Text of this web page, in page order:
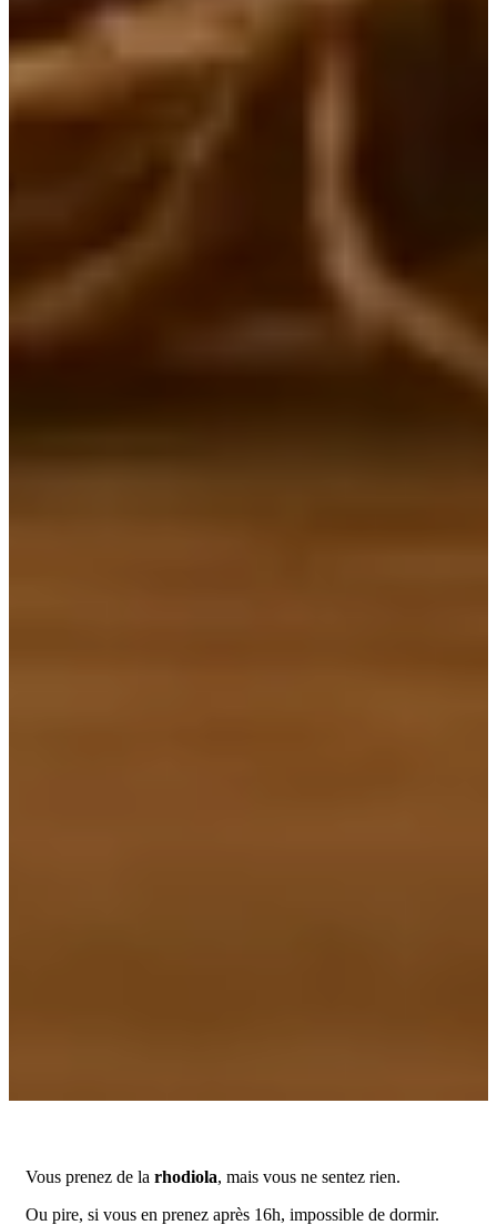
Vous prenez de la rhodiola, mais vous ne sentez rien.
Ou pire, si vous en prenez après 16h, impossible de dormir.